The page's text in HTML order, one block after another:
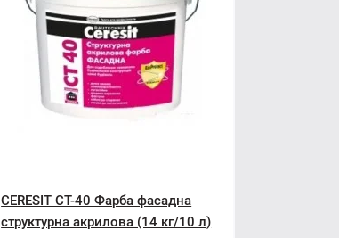
CERESIT CT-40 Фарба фасадна
структурна акрилова (14 кг/10 л)